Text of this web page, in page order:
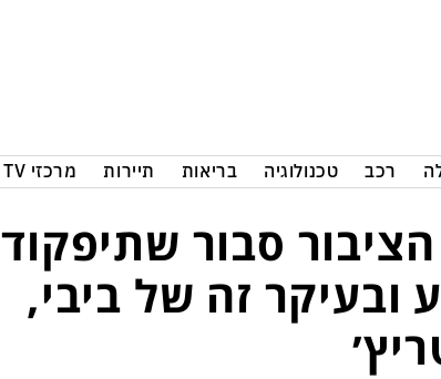
רכב טכנולוגיה בריאות תיירות מרכזי TV
סבור שתיפקוד
זה של ביבי,